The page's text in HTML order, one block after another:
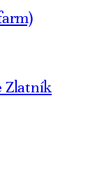
Zlatník